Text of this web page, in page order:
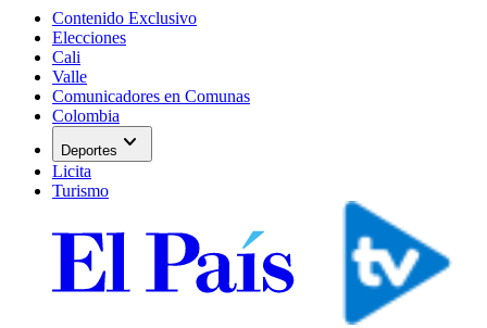
Contenido Exclusivo
Elecciones
Cali
Valle
Comunicadores en Comunas
Colombia
Deportes expand_more
Licita
Turismo